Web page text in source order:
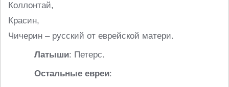
Коллонтай,
Красин,
Чичерин – русский от еврейской матери.
Латыши: Петерс.
Остальные евреи: